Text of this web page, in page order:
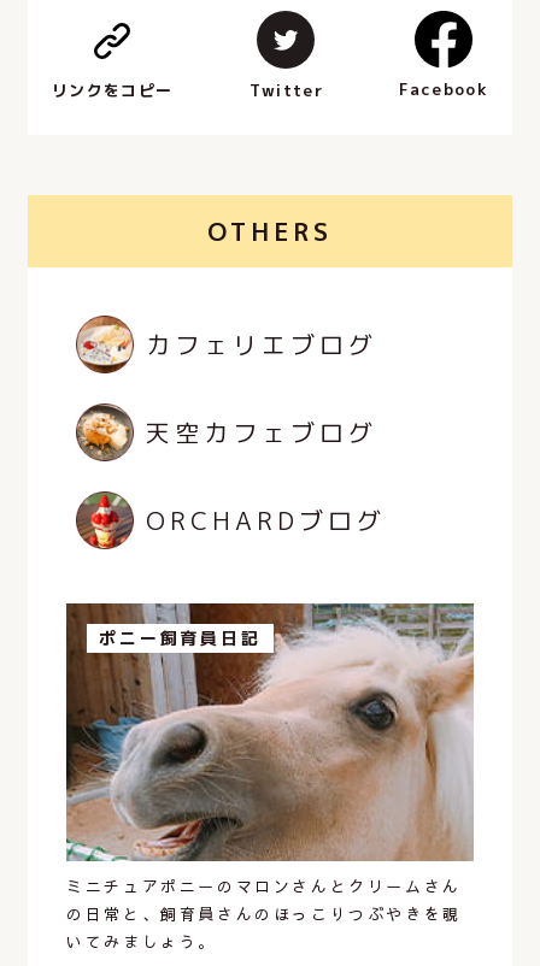
リンクをコピー Twitter Facebook
OTHERS
カフェリエブログ
天空カフェブログ
ORCHARDブログ
ポニー飼育員日記
ミニチュアポニーのマロンさんとクリームさん
の日常と、飼育員さんのほっこりつぶやきを覗
いてみましょう。